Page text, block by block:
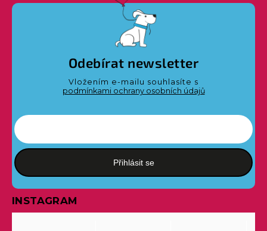
Odebírat newsletter
Vložením e-mailu souhlasíte s
podmínkami ochrany osobních údajů
Přihlásit se
INSTAGRAM